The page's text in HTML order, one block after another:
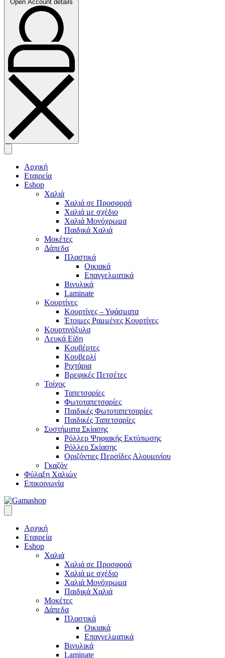
Open Account details
Αρχική
Εταιρεία
Eshop
Χαλιά
Χαλιά σε Προσφορά
Χαλιά με σχέδιο
Χαλιά Μονόχρωμα
Παιδικά Χαλιά
Μοκέτες
Δάπεδα
Πλαστικά
Οικιακά
Επαγγελματικά
Βινυλικά
Laminate
Κουρτίνες
Κουρτίνες – Υφάσματα
Έτοιμες Ραμμένες Κουρτίνες
Κουρτινόξυλα
Λευκά Είδη
Κουβέρτες
Κουβερλί
Ριχτάρια
Βρεφικές Πετσέτες
Τοίχος
Ταπετσαρίες
Φωτοταπετσαρίες
Παιδικές Φωτοταπετσαρίες
Παιδικές Ταπετσαρίες
Συστήματα Σκίασης
Ρόλλερ Ψηφιακής Εκτύπωσης
Ρόλλερ Σκίασης
Οριζόντιες Περσίδες Αλουμινίου
Γκαζόν
Φύλαξη Χαλιών
Επικοινωνία
Αρχική
Εταιρεία
Eshop
Χαλιά
Χαλιά σε Προσφορά
Χαλιά με σχέδιο
Χαλιά Μονόχρωμα
Παιδικά Χαλιά
Μοκέτες
Δάπεδα
Πλαστικά
Οικιακά
Επαγγελματικά
Βινυλικά
Laminate